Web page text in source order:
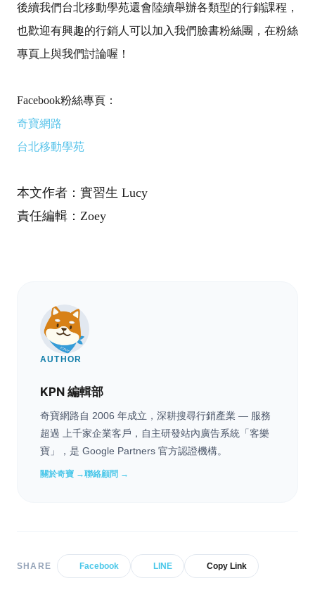
後續我們台北移動學苑還會陸續舉辦各類型的行銷課程，
也歡迎有興趣的行銷人可以加入我們臉書粉絲團，在粉絲
專頁上與我們討論喔！
Facebook粉絲專頁：
奇寶網路
台北移動學苑
本文作者：實習生 Lucy
責任編輯：Zoey
AUTHOR
KPN 編輯部
奇寶網路自 2006 年成立，深耕搜尋行銷產業 — 服務
超過 上千家企業客戶，自主研發站內廣告系統「客樂
寶」，是 Google Partners 官方認證機構。
關於奇寶 →聯絡顧問 →
SHARE Facebook LINE Copy Link